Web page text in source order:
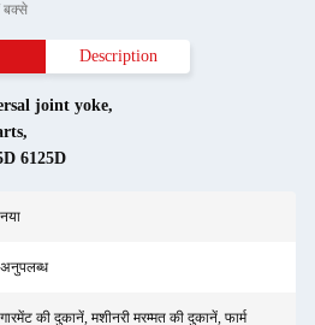
बक्से
Description
joint yoke,
,
6125D
नया
अनुपलब्ध
गारमेंट की दुकानें, मशीनरी मरम्मत की दुकानें, फार्म